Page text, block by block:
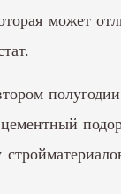
может
полугодии